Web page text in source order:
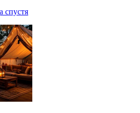
спустя